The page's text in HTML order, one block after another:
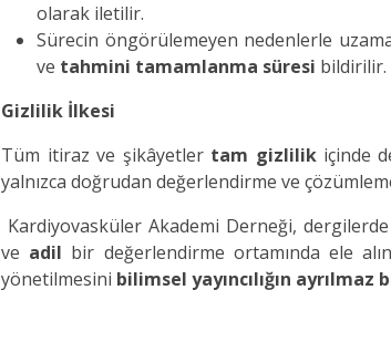
olarak iletilir.
Sürecin öngörülemeyen nedenlerle
ve tahmini tamamlanma süresi bildirilir.
Gizlilik İlkesi
Tüm itiraz ve şikâyetler tam gizlilikiçinde
yalnızca doğrudan değerlendirme ve
Kardiyovasküler Akademi Derneği,
ve adil bir değerlendirme ortamında ele
yönetilmesini bilimsel yayıncılığın ayrılmaz